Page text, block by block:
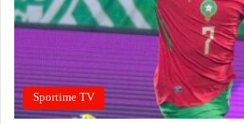
Sportime TV